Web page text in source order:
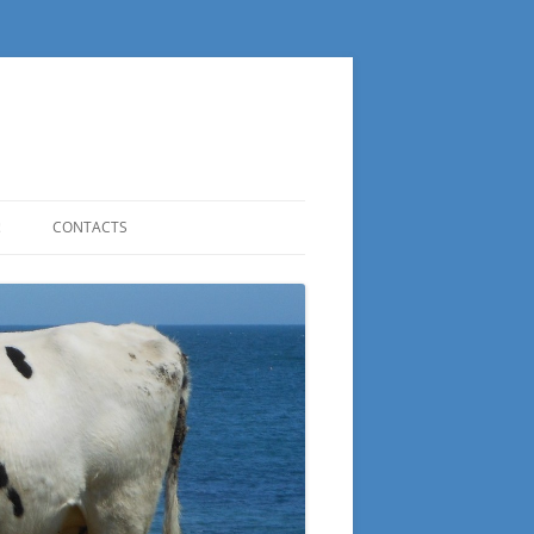
CONTACTS